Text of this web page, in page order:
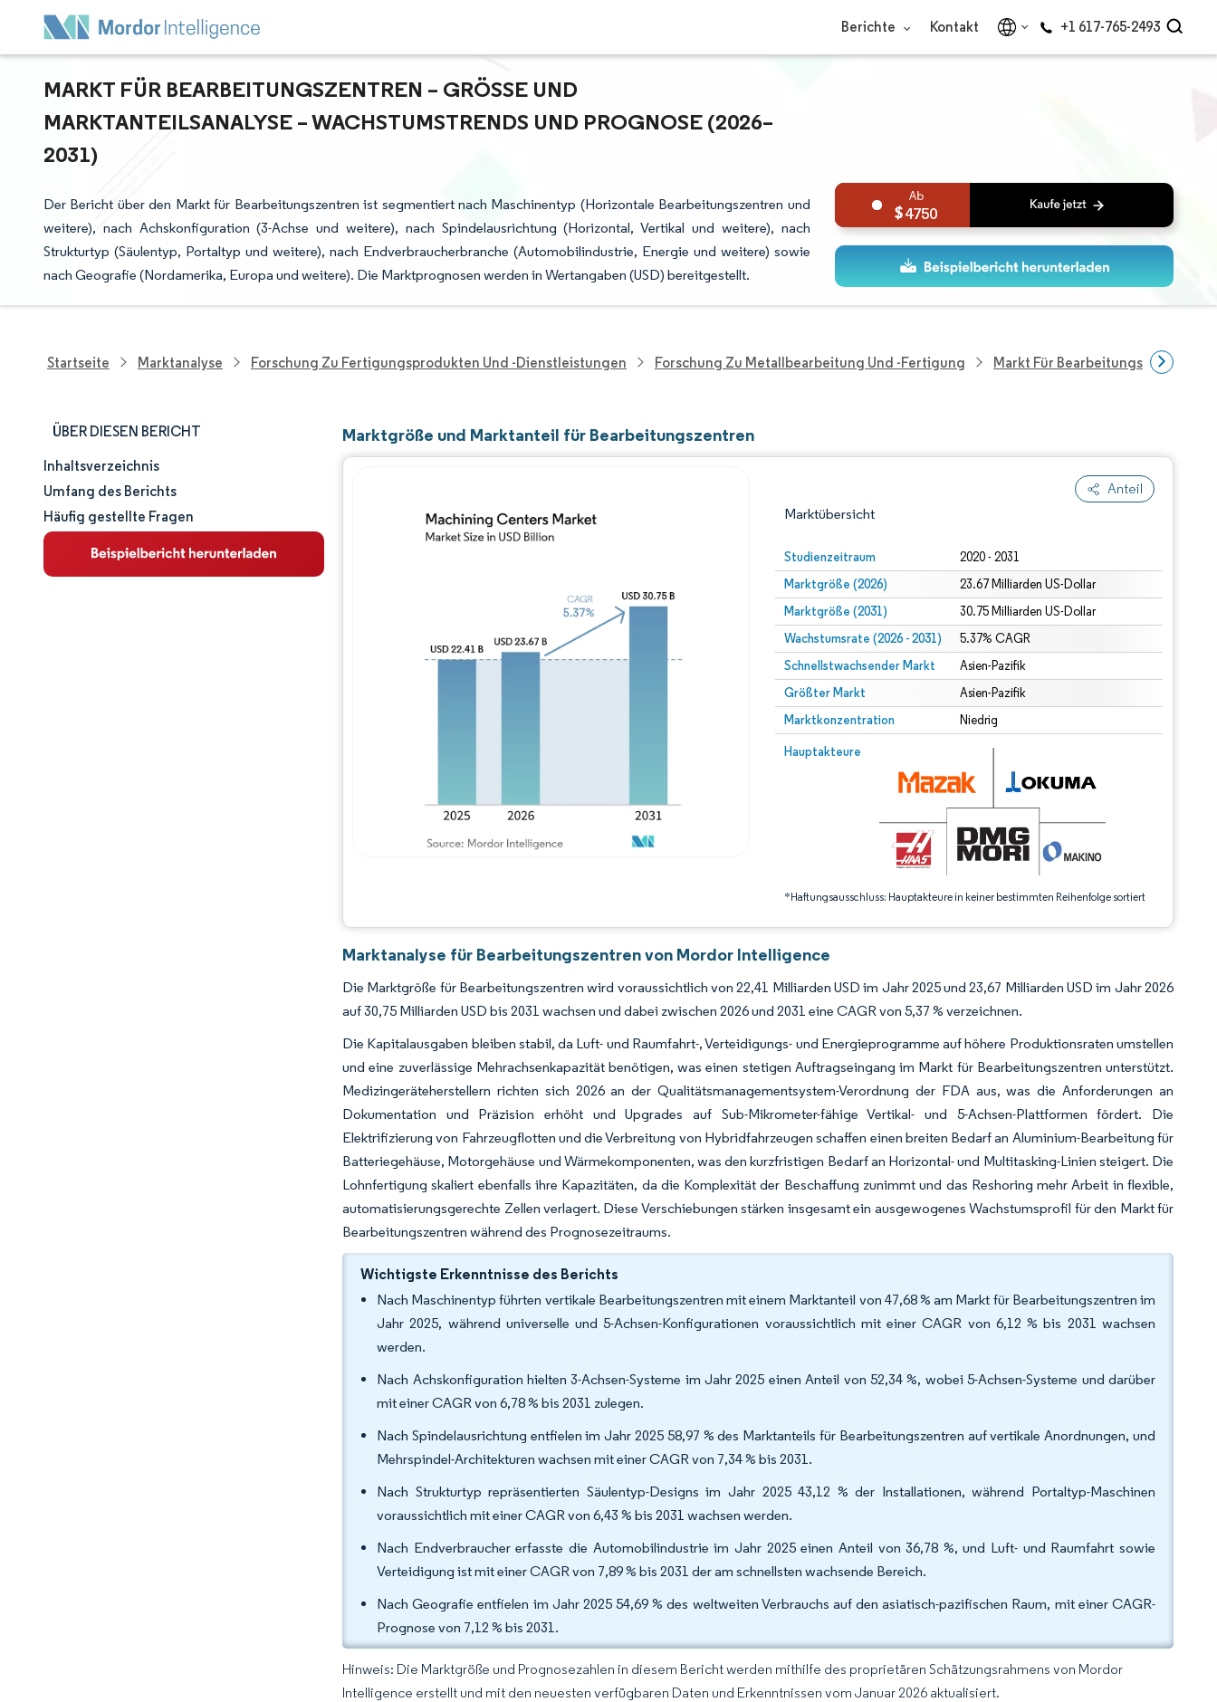
Berichte Kontakt +1 617-765-2493
MARKT FÜR BEARBEITUNGSZENTREN – GRÖSSE UND M
ARKTANTEILSANALYSE – WACHSTUMSTRENDS UND PROGNOSE (2026–2
031)
Der Bericht über den Markt für Bearbeitungszentren ist segmentiert nach Maschinentyp (Horizontale Bearbeitungszentren und
weitere), nach Achskonfiguration (3-Achse und weitere), nach Spindelausrichtung (Horizontal, Vertikal und weitere), nach
Strukturtyp (Säulentyp, Portaltyp und weitere), nach Endverbraucherbranche (Automobilindustrie, Energie und weitere) sowie
nach Geografie (Nordamerika, Europa und weitere). Die Marktprognosen werden in Wertangaben (USD) bereitgestellt.
4750
Startseite Marktanalyse Forschung Zu Fertigungsprodukten Und -dienstleistungen Forschung Zu Metallbearbeitung Und -fertigung Markt Für Bearbeitungszentren
ÜBER DIESEN BERICHT
Marktgröße und -anteil
Marktanalyse
Trends und Einblicke
Inhaltsverzeichnis
Umfang des Berichts
Häufig gestellte Fragen
Marktgröße und Marktanteil für Bearbeitungszentren
Anteil
Marktübersicht
Studienzeitraum 2020 - 2031
Marktgröße (2026) 23.67 Milliarden US-Dollar
Marktgröße (2031) 30.75 Milliarden US-Dollar
Wachstumsrate (2026 - 2031) 5.37% CAGR
Schnellstwachsender Markt Asien-Pazifik
Größter Markt Asien-Pazifik
Marktkonzentration Niedrig
Hauptakteure
*Haftungsausschluss: Hauptakteure in keiner bestimmten Reihenfolge sortiert
Bild © Mordor Intelligence. Wiederverwendung erfordert Namensnennung gemäß CC BY 4.0.
Bild © Mordor Intelligence. Wiederverwendung erfordert Namensnennung gemäß CC BY 4.0.
Marktanalyse für Bearbeitungszentren von Mordor Intelligence
Die Marktgröße für Bearbeitungszentren wird voraussichtlich von 22,41 Milliarden USD im Jahr 2025 und 23,67 Milliarden USD im Jahr 2026
auf 30,75 Milliarden USD bis 2031 wachsen und dabei zwischen 2026 und 2031 eine CAGR von 5,37 % verzeichnen.
Die Kapitalausgaben bleiben stabil, da Luft- und Raumfahrt-, Verteidigungs- und Energieprogramme auf höhere Produktionsraten umstellen
und eine zuverlässige Mehrachsenkapazität benötigen, was einen stetigen Auftragseingang im Markt für Bearbeitungszentren unterstützt.
Medizingeräteherstellern richten sich 2026 an der Qualitätsmanagementsystem-Verordnung der FDA aus, was die Anforderungen an
Dokumentation und Präzision erhöht und Upgrades auf Sub-Mikrometer-fähige Vertikal- und 5-Achsen-Plattformen fördert. Die
Elektrifizierung von Fahrzeugflotten und die Verbreitung von Hybridfahrzeugen schaffen einen breiten Bedarf an Aluminium-Bearbeitung für
Batteriegehäuse, Motorgehäuse und Wärmekomponenten, was den kurzfristigen Bedarf an Horizontal- und Multitasking-Linien steigert. Die
Lohnfertigung skaliert ebenfalls ihre Kapazitäten, da die Komplexität der Beschaffung zunimmt und das Reshoring mehr Arbeit in flexible,
automatisierungsgerechte Zellen verlagert. Diese Verschiebungen stärken insgesamt ein ausgewogenes Wachstumsprofil für den Markt für
Bearbeitungszentren während des Prognosezeitraums.
Wichtigste Erkenntnisse des Berichts
Nach Maschinentyp führten vertikale Bearbeitungszentren mit einem Marktanteil von 47,68 % am Markt für Bearbeitungszentren im
Jahr 2025, während universelle und 5-Achsen-Konfigurationen voraussichtlich mit einer CAGR von 6,12 % bis 2031 wachsen
werden.
Nach Achskonfiguration hielten 3-Achsen-Systeme im Jahr 2025 einen Anteil von 52,34 %, wobei 5-Achsen-Systeme und darüber
mit einer CAGR von 6,78 % bis 2031 zulegen.
Nach Spindelausrichtung entfielen im Jahr 2025 58,97 % des Marktanteils für Bearbeitungszentren auf vertikale Anordnungen, und
Mehrspindel-Architekturen wachsen mit einer CAGR von 7,34 % bis 2031.
Nach Strukturtyp repräsentierten Säulentyp-Designs im Jahr 2025 43,12 % der Installationen, während Portaltyp-Maschinen
voraussichtlich mit einer CAGR von 6,43 % bis 2031 wachsen werden.
Nach Endverbraucher erfasste die Automobilindustrie im Jahr 2025 einen Anteil von 36,78 %, und Luft- und Raumfahrt sowie
Verteidigung ist mit einer CAGR von 7,89 % bis 2031 der am schnellsten wachsende Bereich.
Nach Geografie entfielen im Jahr 2025 54,69 % des weltweiten Verbrauchs auf den asiatisch-pazifischen Raum, mit einer CAGR-
Prognose von 7,12 % bis 2031.
Hinweis: Die Marktgröße und Prognosezahlen in diesem Bericht werden mithilfe des proprietären Schätzungsrahmens von Mordor
Intelligence erstellt und mit den neuesten verfügbaren Daten und Erkenntnissen vom Januar 2026 aktualisiert.